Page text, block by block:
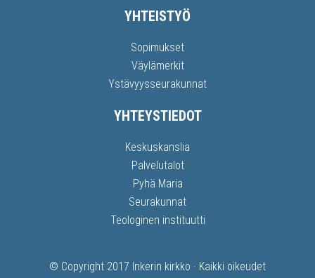
YHTEISTYÖ
Sopimukset
Väylämerkit
Ystävyysseurakunnat
YHTEYSTIEDOT
Keskuskanslia
Palvelutalot
Pyhä Maria
Seurakunnat
Teologinen instituutti
© Copyright 2017 Inkerin kirkko · Kaikki oikeudet